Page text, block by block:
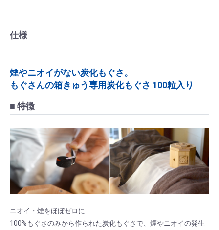
仕様
煙やニオイがない炭化もぐさ。
もぐさんの箱きゅう専用炭化もぐさ 100粒入り
■ 特徴
ニオイ・煙をほぼゼロに
100%もぐさのみから作られた炭化もぐさで、煙やニオイの発生